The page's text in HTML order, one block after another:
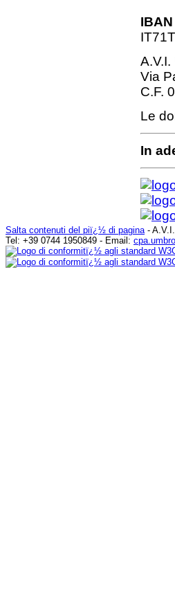
A.V.I.
Via
C.F.
Le
In
Salta contenuti del piï¿½ di pagina- A.V.I.
Tel: +39 0744 1950849 - Email: